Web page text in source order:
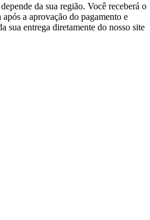
da sua região. Você receberá o
a aprovação do pagamento e
sua entrega diretamente do nosso site